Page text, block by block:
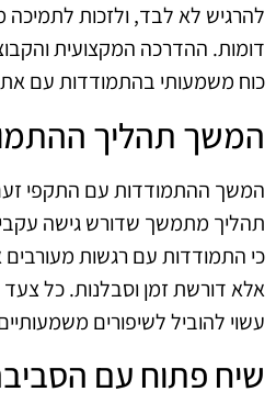
להרגיש לא לבד, ולזכות לתמיכה
דומות. ההדרכה המקצועית
כוח משמעותי בהתמודדות עם
המשך תהליך
המשך ההתמודדות עם התקפי
תהליך מתמשך שדורש גישה
כי התמודדות עם רגשות
אלא דורשת זמן וסבלנות. כל
עשוי להוביל לשיפורים
שיח פתוח עם